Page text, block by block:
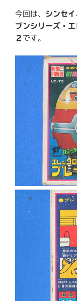
今回は、 シンセ
ブンシリーズ・
２ です。